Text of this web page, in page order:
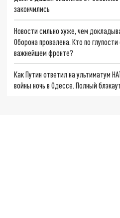
закончились
Новости сильно хуже, чем
Оборона провалена. Кто по
важнейшем фронте?
Как Путин ответил на ультиматум
войны ночь в Одессе. Полный